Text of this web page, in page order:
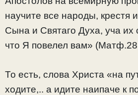
научите все народы, крестя
Сына и Святаго Духа, уча их
что Я повелел вам»
То есть, слова Христа «на
ходите,.. а идите наипаче к